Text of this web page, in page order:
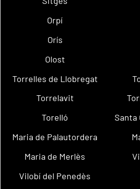
Orpí
Orís
Olost
Torrelles de Llobregat
Torrelavit
Torelló
Santa
Maria de Palautordera
Maria de Merlès
Vilobí del Penedès